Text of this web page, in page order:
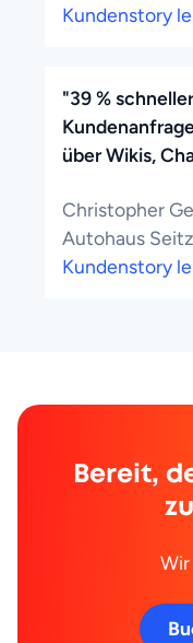
Kundenstory
"39 %
über Wikis,
Christopher
Autohaus Seitz
Kundenstory
Bereit,
Wir